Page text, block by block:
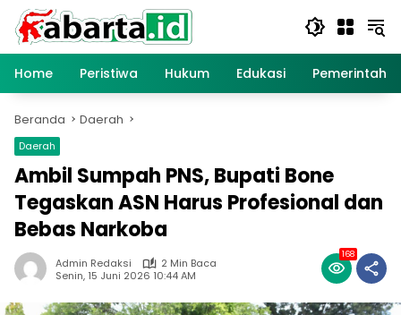
Langsung
konten
Home
Peristiwa Hukum Edukasi
Beranda Daerah
Daerah
Ambil Sumpah PNS, Bupati Bone
Tegaskan ASN Harus Profesional dan
Bebas Narkoba
Admin Redaksi
2 Min Baca
Senin, 15 Juni 2026 10:44 AM
168